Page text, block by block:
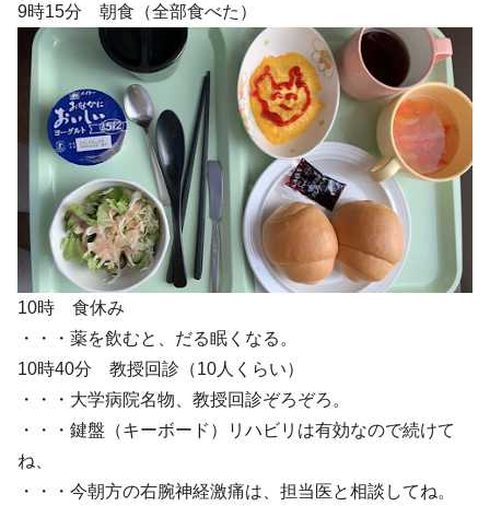
9時15分 朝食（全部食べた）
10時 食休み
・・・薬を飲むと、だる眠くなる。
10時40分 教授回診（10人くらい）
・・・大学病院名物、教授回診ぞろぞろ。
・・・鍵盤（キーボード）リハビリは有効なので続けて
ね、
・・・今朝方の右腕神経激痛は、担当医と相談してね。